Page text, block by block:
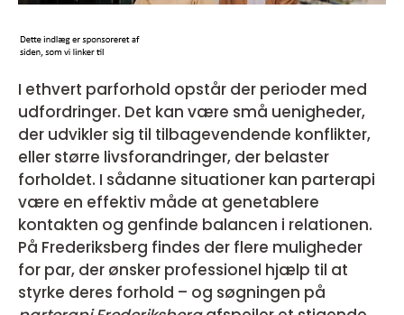
I ethvert parforhold opstår der perioder med
udfordringer. Det kan være små uenigheder,
der udvikler sig til tilbagevendende konflikter,
eller større livsforandringer, der belaster
forholdet. I sådanne situationer kan parterapi
være en effektiv måde at genetablere
kontakten og genfinde balancen i relationen.
På Frederiksberg findes der flere muligheder
for par, der ønsker professionel hjælp til at
styrke deres forhold – og søgningen på